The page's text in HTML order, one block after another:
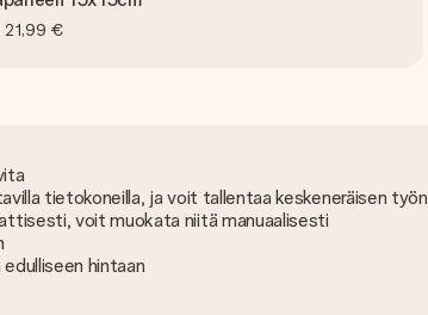
21,99 €
tietokoneilla, ja voit tallentaa keskeneräisen työn
voit muokata niitä manuaalisesti
hintaan